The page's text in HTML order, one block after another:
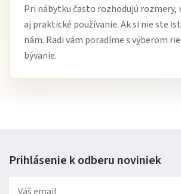
Pri nábytku často rozhodujú
aj praktické používanie. Ak si nie ste
nám. Radi vám poradíme s výberom
bývanie.
Prihlásenie k odberu noviniek